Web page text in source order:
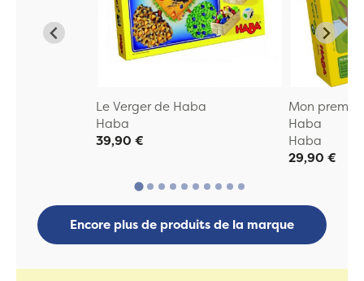
Le Verger de Haba
Haba
39,90 €
Mon
Haba
Haba
29,90 €
Encore plus de produits de la marque